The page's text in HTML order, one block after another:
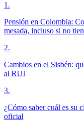
1 .
Pensión en Colombia:
mesada, incluso si no
2.
Cambios en el Sisbén:
al RUI
3.
¿Cómo saber cuál es su
oficial